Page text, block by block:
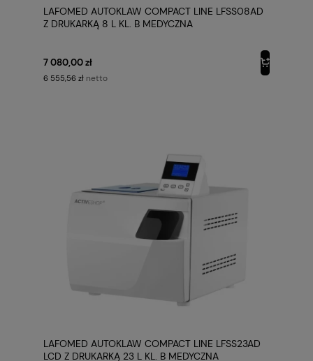
LAFOMED AUTOKLAW COMPACT LINE LFSS08AD
Z DRUKARKĄ 8 L KL. B MEDYCZNA
7 080,00 zł
6 555,56 zł netto
LAFOMED AUTOKLAW COMPACT LINE LFSS23AD
LCD Z DRUKARKĄ 23 L KL. B MEDYCZNA